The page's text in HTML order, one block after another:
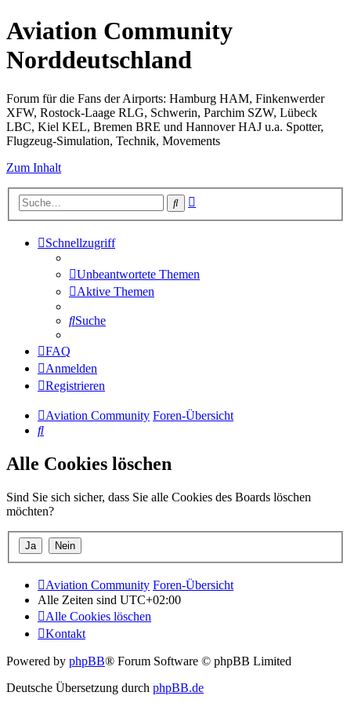
Aviation Community
Norddeutschland
Forum für die Fans der Airports: Hamburg HAM, Finkenwerder
XFW, Rostock-Laage RLG, Schwerin, Parchim SZW, Lübeck
LBC, Kiel KEL, Bremen BRE und Hannover HAJ u.a. Spotter,
Flugzeug-Simulation, Technik, Movements
Zum Inhalt
Suche
Schnellzugriff
Unbeantwortete Themen
Aktive Themen
Suche
FAQ
Anmelden
Registrieren
Aviation Community Foren-Übersicht
Suche
Alle Cookies löschen
Sind Sie sich sicher, dass Sie alle Cookies des Boards löschen
möchten?
Aviation Community Foren-Übersicht
Alle Zeiten sind UTC+02:00
Alle Cookies löschen
Kontakt
Powered by phpBB® Forum Software © phpBB Limited
Deutsche Übersetzung durch phpBB.de